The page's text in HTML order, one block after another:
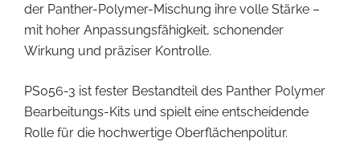
der Panther-Polymer-Mischung ihre volle Stärke –
mit hoher Anpassungsfähigkeit, schonender
Wirkung und präziser Kontrolle.
PS056-3 ist fester Bestandteil des Panther Polymer
Bearbeitungs-Kits und spielt eine entscheidende
Rolle für die hochwertige Oberflächenpolitur.